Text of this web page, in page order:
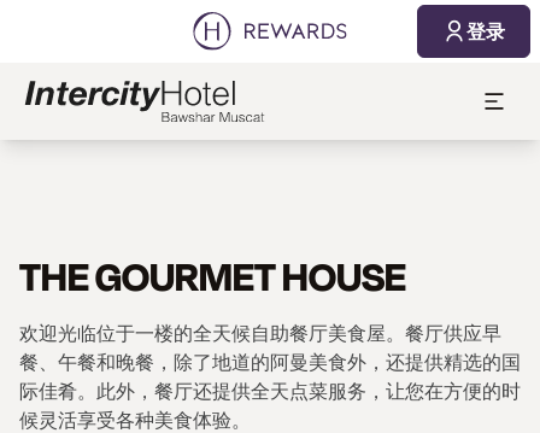
登录
THE GOURMET HOUSE
欢迎光临位于一楼的全天候自助餐厅美食屋。餐厅供应早
餐、午餐和晚餐，除了地道的阿曼美食外，还提供精选的国
际佳肴。此外，餐厅还提供全天点菜服务，让您在方便的时
候灵活享受各种美食体验。